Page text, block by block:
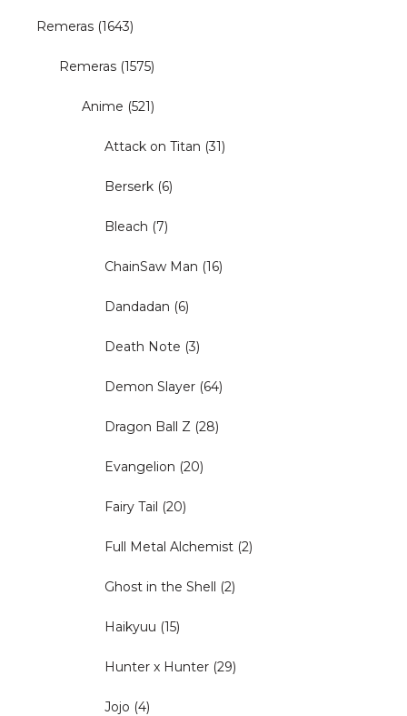
Remeras (1643)
Remeras (1575)
Anime (521)
Attack on Titan (31)
Berserk (6)
Bleach (7)
ChainSaw Man (16)
Dandadan (6)
Death Note (3)
Demon Slayer (64)
Dragon Ball Z (28)
Evangelion (20)
Fairy Tail (20)
Full Metal Alchemist (2)
Ghost in the Shell (2)
Haikyuu (15)
Hunter x Hunter (29)
Jojo (4)